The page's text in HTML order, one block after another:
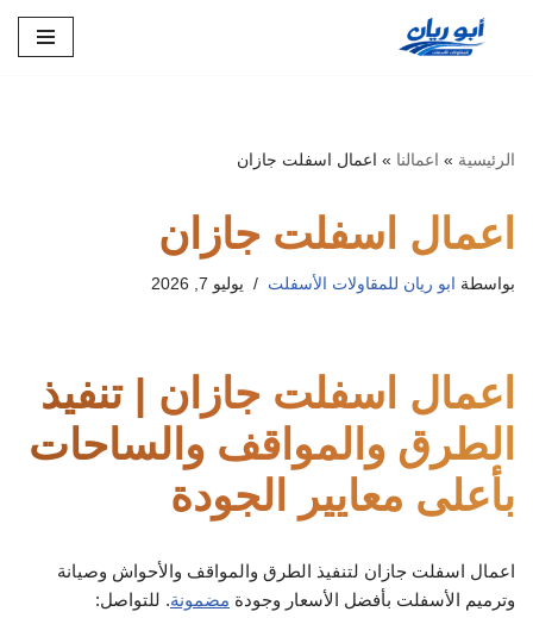
الرئيسية » اعمالنا » اعمال اسفلت جازان
اعمال اسفلت جازان
بواسطة ابو ريان للمقاولات الأسفلت يوليو 7, 2026
اعمال اسفلت جازان | تنفيذ
الطرق والمواقف والساحات
بأعلى معايير الجودة
اعمال اسفلت جازان لتنفيذ الطرق والمواقف والأحواش وصيانة
وترميم الأسفلت بأفضل الأسعار وجودة مضمونة. للتواصل: